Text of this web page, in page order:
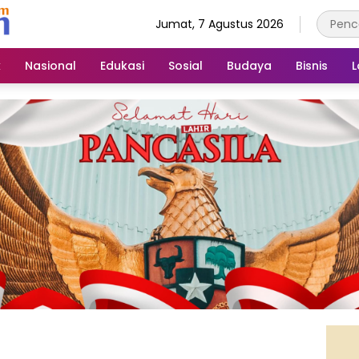
Jumat, 7 Agustus 2026
Nasional Edukasi Sosial Budaya Bisnis